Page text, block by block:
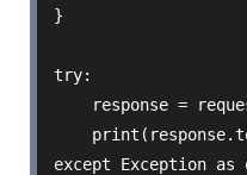
}
try:
response =
except Exception as